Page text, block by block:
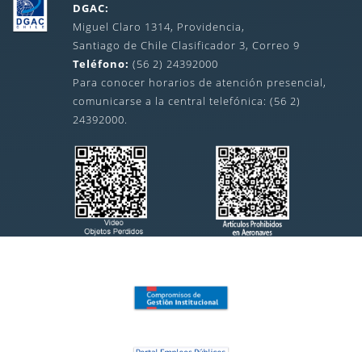
DGAC:
Miguel Claro 1314, Providencia,
Santiago de Chile Clasificador 3, Correo 9
Teléfono: (56 2) 24392000
Para conocer horarios de atención presencial,
comunicarse a la central telefónica: (56 2)
24392000.